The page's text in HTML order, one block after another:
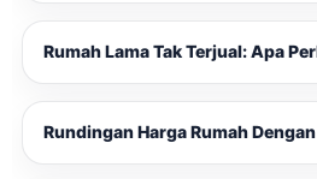
Rumah Lama Tak Terjual: Apa
Rundingan Harga Rumah